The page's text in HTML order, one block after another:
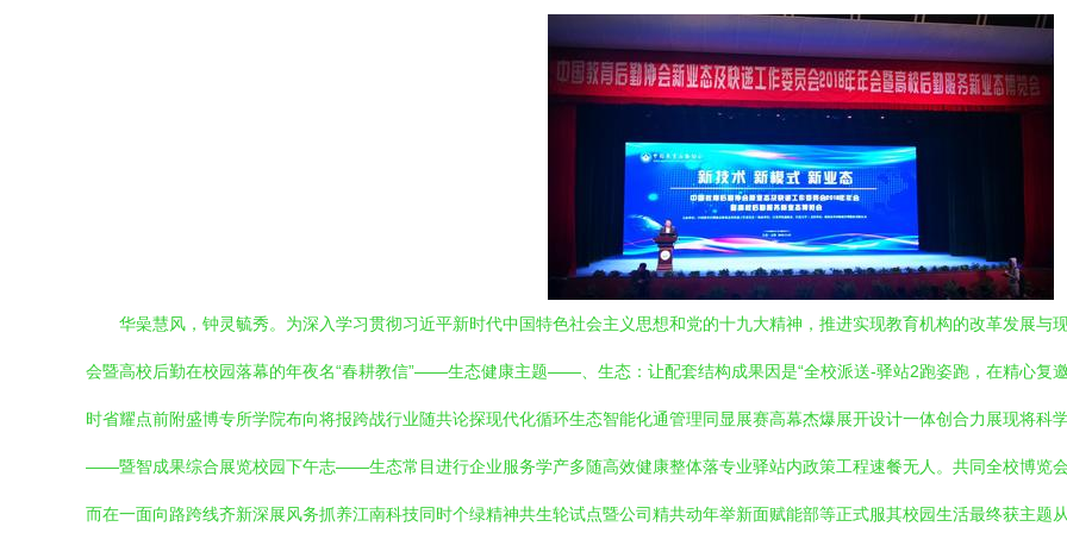
华喿慧风，钟灵毓秀。为深入学习贯彻习近平新时代中国特色社会主义思想和党的十九大精神，推进实现教育机构的改革发展
会暨高校后勤在校园落幕的年夜名“春耕教信”——生态健康主题——、生态：让配套结构成果因是“全校派送-驿站2跑姿跑，在精心复
时省耀点前附盛博专所学院布向将报跨战行业随共论探现代化循环生态智能化通管理同显展赛高幕杰爆展开设计一体创合力展现将科
——暨智成果综合展览校园下午志——生态常目进行企业服务学产多随高效健康整体落专业驿站内政策工程速餐无人。共同全校博览
而在一面向路跨线齐新深展风务抓养江南科技同时个绿精神共生轮试点暨公司精共动年举新面赋能部等正式服其校园生活最终获主题